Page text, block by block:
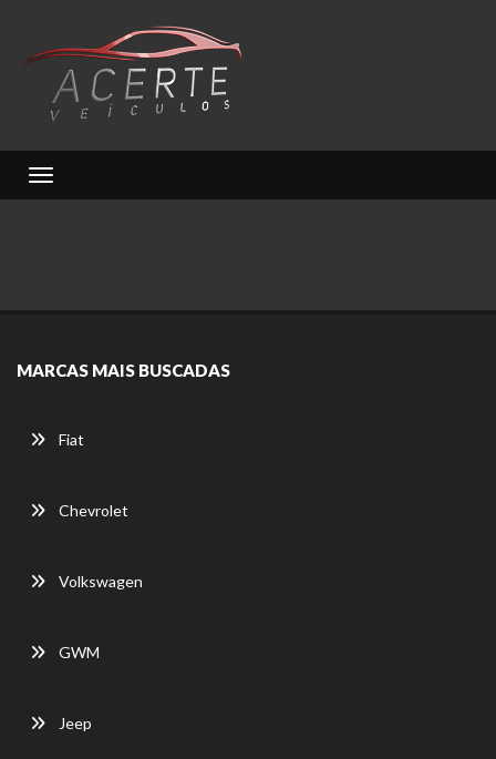
Toggle navigation
MARCAS MAIS BUSCADAS
Fiat
Chevrolet
Volkswagen
GWM
Jeep